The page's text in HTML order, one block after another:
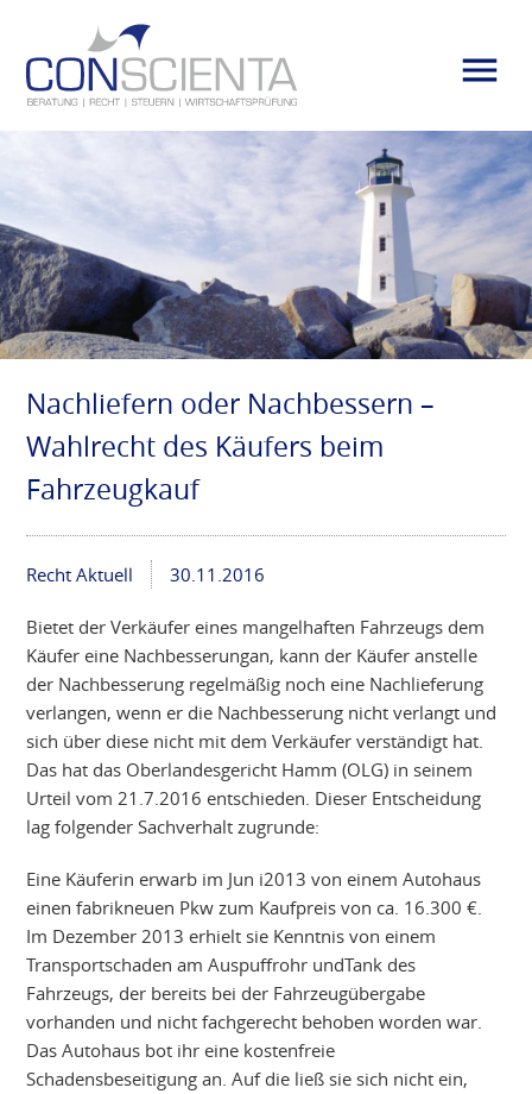
Nachliefern oder Nachbessern –
Wahlrecht des Käufers beim
Fahrzeugkauf
Recht Aktuell 30.11.2016
Bietet der Verkäufer eines mangelhaften Fahrzeugs dem
Käufer eine Nachbesserungan, kann der Käufer anstelle
der Nachbesserung regelmäßig noch eine Nachlieferung
verlangen, wenn er die Nachbesserung nicht verlangt und
sich über diese nicht mit dem Verkäufer verständigt hat.
Das hat das Oberlandesgericht Hamm (OLG) in seinem
Urteil vom 21.7.2016 entschieden. Dieser Entscheidung
lag folgender Sachverhalt zugrunde:
Eine Käuferin erwarb im Jun i2013 von einem Autohaus
einen fabrikneuen Pkw zum Kaufpreis von ca. 16.300 €.
Im Dezember 2013 erhielt sie Kenntnis von einem
Transportschaden am Auspuffrohr undTank des
Fahrzeugs, der bereits bei der Fahrzeugübergabe
vorhanden und nicht fachgerecht behoben worden war.
Das Autohaus bot ihr eine kostenfreie
Schadensbeseitigung an. Auf die ließ sie sich nicht ein,